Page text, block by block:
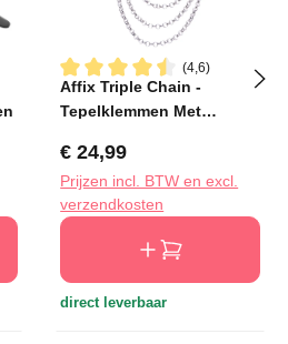
van 2.5 van 5 sterren
(4,6)
Gemiddelde waardering van
Affix Triple Chain -
Tepelklemmen Met
Normale prijs:
€ 24,99
Prijzen incl. BTW en excl.
verzendkosten
direct leverbaar